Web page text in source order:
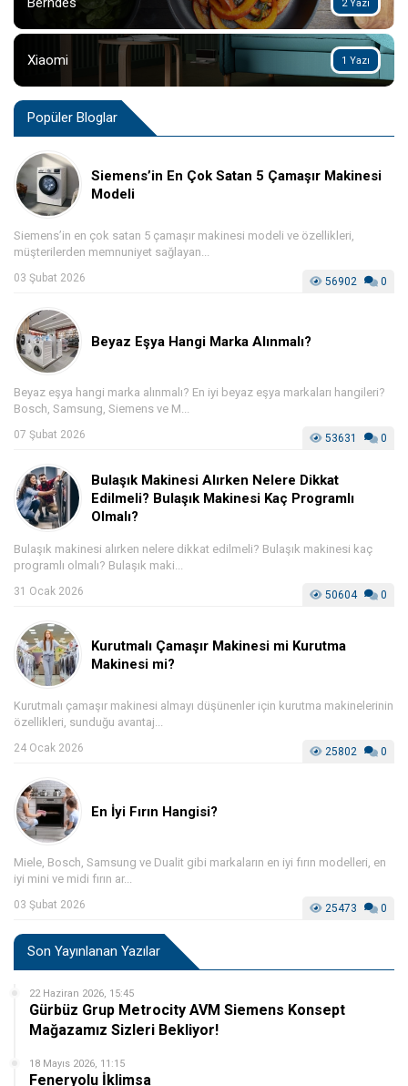
2 Yazı
1 Yazı
Xiaomi
Popüler Bloglar
Siemens’in En Çok Satan 5 Çamaşır Makinesi
Modeli
Siemens’in en çok satan 5 çamaşır makinesi modeli ve özellikleri,
müşterilerden memnuniyet sağlayan...
03 Şubat 2026 56902 0
Beyaz Eşya Hangi Marka Alınmalı?
Beyaz eşya hangi marka alınmalı? En iyi beyaz eşya markaları hangileri?
Bosch, Samsung, Siemens ve M...
07 Şubat 2026 53631 0
Bulaşık Makinesi Alırken Nelere Dikkat
Edilmeli? Bulaşık Makinesi Kaç Programlı
Olmalı?
Bulaşık makinesi alırken nelere dikkat edilmeli? Bulaşık makinesi kaç
programlı olmalı? Bulaşık maki...
31 Ocak 2026 50604 0
Kurutmalı Çamaşır Makinesi mi Kurutma
Makinesi mi?
Kurutmalı çamaşır makinesi almayı düşünenler için kurutma makinelerinin
özellikleri, sunduğu avantaj...
24 Ocak 2026 25802 0
En İyi Fırın Hangisi?
Miele, Bosch, Samsung ve Dualit gibi markaların en iyi fırın modelleri, en
iyi mini ve midi fırın ar...
03 Şubat 2026 25473 0
Son Yayınlanan Yazılar
22 Haziran 2026, 15:45
Gürbüz Grup Metrocity AVM Siemens Konsept
Mağazamız Sizleri Bekliyor!
18 Mayıs 2026, 11:15
Feneryolu İklimsa